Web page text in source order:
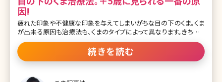
因!
疲れた印象や不健康な印象を与えてしまいがちな目の下のくま。くま
が出来る原因も治療法も、くまのタイプによって異なります。きちんと
治療すれば、毎朝コンシーラーで隠す必要もありません。 色で分か
る3つの目の下のくまとその原因 目の下のくまは大きく黒、茶、青の3
種類に分けられます。 黒 黒のくまは、構造的なふくらみが原因ででき
にある脂肪のことです。若い時は硬い膜でおさえられていて目の下の
続きを読む